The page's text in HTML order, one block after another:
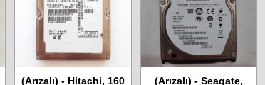
(Arızalı) - Hitachi, 160
(Arızalı) - Seagate,